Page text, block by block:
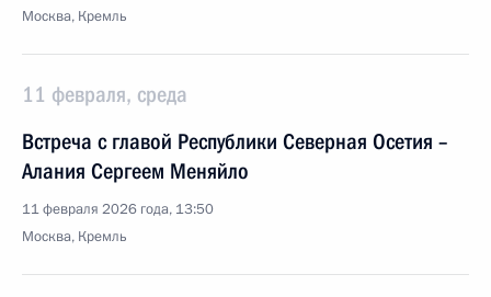
Москва, Кремль
11 февраля, среда
Встреча с главой Республики Северная Осетия –
Алания Сергеем Меняйло
11 февраля 2026 года, 13:50
Москва, Кремль